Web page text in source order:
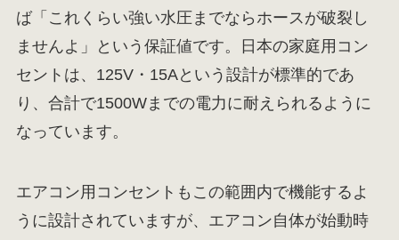
ば「これくらい強い水圧までならホースが破裂し
ませんよ」という保証値です。日本の家庭用コン
セントは、125V・15Aという設計が標準的であ
り、合計で1500Wまでの電力に耐えられるように
なっています。
エアコン用コンセントもこの範囲内で機能するよ
うに設計されていますが、エアコン自体が始動時